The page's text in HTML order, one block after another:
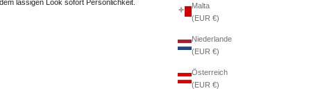
Malta
(EUR €)
Niederlande
(EUR €)
Österreich
(EUR €)
lässigen Look sofort Persönlichkeit.